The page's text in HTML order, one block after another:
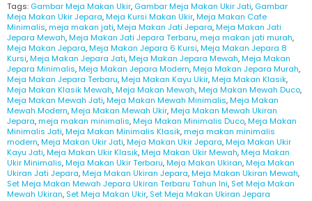
Tags: Gambar Meja Makan Ukir, Gambar Meja Makan Ukir Jati, Gambar
Meja Makan Ukir Jepara,Meja Kursi Makan Ukir,Meja Makan Cafe
Minimalis,meja makan jati,Meja Makan Jati Jepara,Meja Makan Jati
Jepara Mewah,Meja Makan Jati Jepara Terbaru,meja makan jati murah,
Meja Makan Jepara,Meja Makan Jepara 6 Kursi,Meja Makan Jepara 8
Kursi,Meja Makan Jepara Jati,Meja Makan Jepara Mewah,Meja Makan
Jepara Minimalis,Meja Makan Jepara Modern,Meja Makan Jepara Murah,
Meja Makan Jepara Terbaru,Meja Makan Kayu Ukir,Meja Makan Klasik,
Meja Makan Klasik Mewah,Meja Makan Mewah,Meja Makan Mewah Duco,
Meja Makan Mewah Jati,Meja Makan Mewah Minimalis,Meja Makan
Mewah Modern,Meja Makan Mewah Ukir,Meja Makan Mewah Ukiran
Jepara,meja makan minimalis,Meja Makan Minimalis Duco,Meja Makan
Minimalis Jati,Meja Makan Minimalis Klasik,meja makan minimalis
modern,Meja Makan Ukir Jati,Meja Makan Ukir Jepara,Meja Makan Ukir
Kayu Jati,Meja Makan Ukir Klasik,Meja Makan Ukir Mewah,Meja Makan
Ukir Minimalis,Meja Makan Ukir Terbaru,Meja Makan Ukiran,Meja Makan
Ukiran Jati Jepara,Meja Makan Ukiran Jepara,Meja Makan Ukiran Mewah,
Set Meja Makan Mewah Jepara Ukiran Terbaru Tahun Ini, Set Meja Makan
Mewah Ukiran, Set Meja Makan Ukir, Set Meja Makan Ukiran Jepara